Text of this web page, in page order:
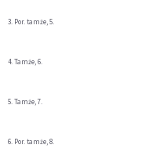
3. Por. tamże, 5.
4. Tamże, 6.
5. Tamże, 7.
6. Por. tamże, 8.